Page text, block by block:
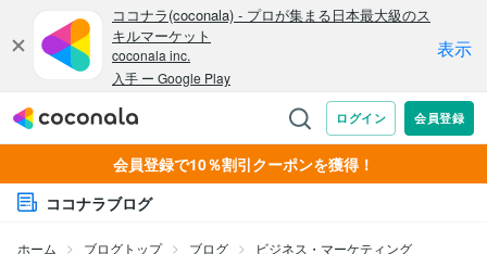
会員登録で10％割引クーポンを獲得！
ココナラブログ
ホーム ブログトップ ブログ ビジネス・マーケティング